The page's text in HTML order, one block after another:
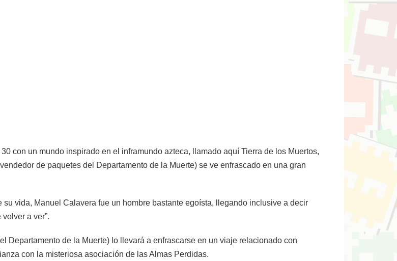
con un mundo inspirado en el inframundo azteca, llamado aquí Tierra de los Muertos,
de paquetes del Departamento de la Muerte) se ve enfrascado en una gran
vida, Manuel Calavera fue un hombre bastante egoísta, llegando inclusive a decir
a ver”.
Departamento de la Muerte) lo llevará a enfrascarse en un viaje relacionado con
con la misteriosa asociación de las Almas Perdidas.